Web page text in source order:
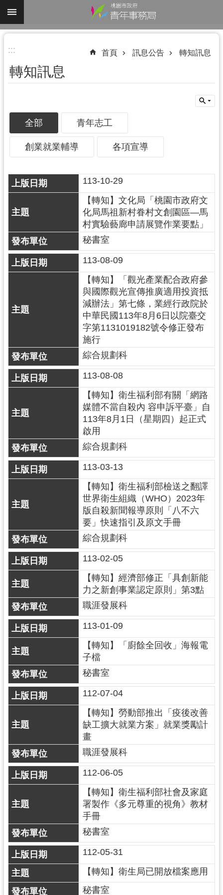
跳到主要內容區塊
進
搜
尋
業
資
訊
息
公
民
桃
青
資
基
紹
相
關
結
府
資
訊
公
開
回
首
頁
網
站
導
覽
政
箱
桃
園
政
隱
私
權
政
策
::: 首頁 訊息公告 轉知訊息
轉知訊息
全部 青年志工
創業就業輔導 各項宣導
113-10-29
【轉知】文化局「桃園市政府文
化局馬祖新村眷村文創園區—馬
村實驗藝廊申請展覽作業要點」
秘書室
113-08-09
【轉知】「觀光產業配合政府參
與國際觀光宣傳推廣適用投資抵
減辦法」第七條，業經行政院於
中華民國113年8月6日以院臺交
字第1131019182號令修正發布
施行
綜合規劃科
113-08-08
【轉知】衛生福利部有關「網路
媒體不當自殺內 容申訴平臺」自
113年8月1日（星期四）起正式
啟用
綜合規劃科
113-03-13
【轉知】衛生福利部檢送之翻譯
世界衛生組織（WHO）2023年
版自殺新聞報導原則「八不六
要」快速指引及原文手冊
綜合規劃科
113-02-05
【轉知】經濟部修正「具創新能
力之新創事業認定原則」第3點
職涯發展科
113-01-09
【轉知】「廚餘全回收」海報電
子檔
秘書室
112-07-04
【轉知】勞動部推出「疫後改善
缺工擴大就業方案」就業獎勵計
畫
職涯發展科
112-06-05
【轉知】衛生福利部社會及家庭
署製作《多元尊重的視角》教材
手冊
秘書室
112-05-31
【轉知】衛生局已開放檔案應用
秘書室